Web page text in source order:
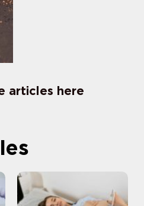
articles here